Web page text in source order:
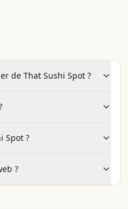
de That Sushi Spot ?
Spot ?
?